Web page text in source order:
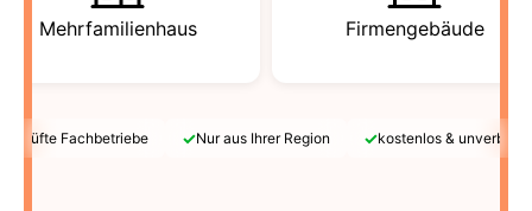
Mehrfamilienhaus Firmengebäude
Fachbetriebe ✓Nur aus Ihrer Region ✓kostenlos &